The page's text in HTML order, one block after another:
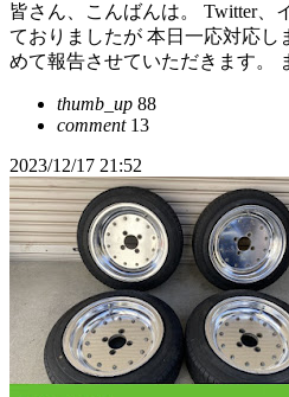
皆さん、こんばんは。 Twitter、
ておりましたが 本日一応対応し
めて報告させていただきます。
thumb_up 88
comment13
2023/12/17 21:52